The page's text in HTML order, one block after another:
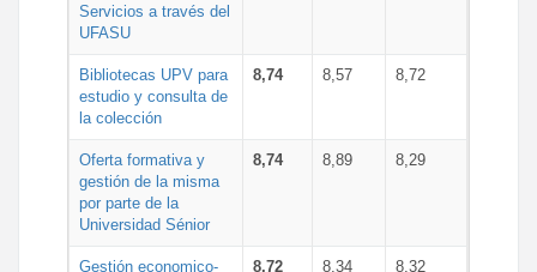
Servicios a través del
UFASU
Bibliotecas UPV para
estudio y consulta de
la colección
8,74 8,57 8,72
Oferta formativa y
gestión de la misma
por parte de la
Universidad Sénior
8,74 8,89 8,29
Gestión economico- 8,72 8,34 8,32